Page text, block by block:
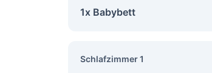
1x Babybett
Schlafzimmer 1